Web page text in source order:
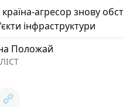
агресор знову
інфраструктури
Положай